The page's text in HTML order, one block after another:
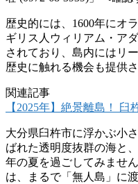
歴史的には、1600年にオ
ギリス人ウィリアム・ア
されており、島内にはリ
歴史に触れる機会も提供さ
関連記事
【2025年】絶景離島！
大分県臼杵市に浮かぶ小
ばれた透明度抜群の海と
年の夏を過ごしてみませ
は、まるで「無人島」に